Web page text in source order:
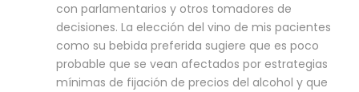
con parlamentarios y otros tomadores de
decisiones. La elección del vino de mis pacientes
como su bebida preferida sugiere que es poco
probable que se vean afectados por estrategias
mínimas de fijación de precios del alcohol y que